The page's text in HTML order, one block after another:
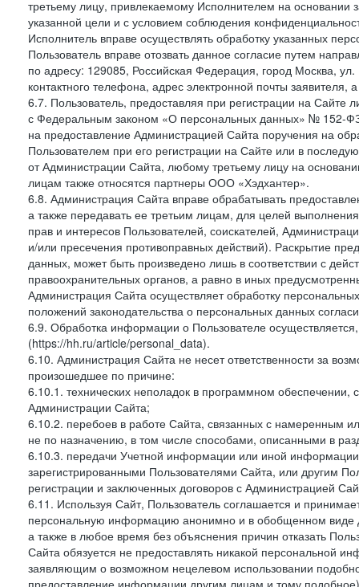
третьему лицу, привлекаемому Исполнителем на основании
указанной цели и с условием соблюдения
Исполнитель вправе осуществлять обработку указанных
Пользователь вправе отозвать данное согласие путем
по адресу: 129085, Российская Федерация, город Москва,
контактного телефона, адрес электронной почты
6.7. Пользователь, предоставляя при регистрации на
с Федеральным законом «О персональных данных» № 152-
на предоставление Администрацией Сайта поручения на
Пользователем при его регистрации на Сайте или в
от Администрации Сайта, любому третьему лицу на
лицам также относятся партнеры ООО «Хэдхантер».
6.8. Администрация Сайта вправе обрабатывать
а также передавать ее третьим лицам, для целей
прав и интересов Пользователей, соискателей,
и/или пресечения противоправных действий). Раскрытие
данных, может быть произведено лишь в соответствии с
правоохранительных органов, а равно в иных
Администрация Сайта осуществляет обработку
положений законодательства о персональных данных
6.9. Обработка информации о Пользователе
(https://hh.ru/article/personal_data).
6.10. Администрация Сайта не несет ответственности за
произошедшее по причине:
6.10.1. технических неполадок в программном
Администрации Сайта;
6.10.2. перебоев в работе Сайта, связанных с намеренным
не по назначению, в том числе способами, описанными в
6.10.3. передачи Учетной информации или иной
зарегистрированными Пользователями Сайта, или другим
регистрации и заключенных договоров с Администрацией
6.11. Используя Сайт, Пользователь соглашается и
персональную информацию анонимно и в обобщенном виде
а также в любое время без объяснения причин отказать
Сайта обязуется не предоставлять никакой персональной
заявляющим о возможном нецелевом использовании
предоставление информации другим лицам и тому